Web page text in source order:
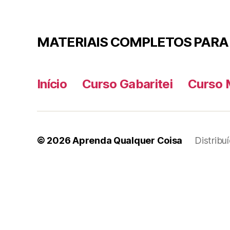
MATERIAIS COMPLETOS
Início Curso Gabaritei Curso
© 2026Aprenda Qualquer Coisa